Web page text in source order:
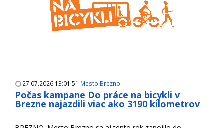
27.07.2026 13:01:51 Mesto Brezno
Počas kampane Do práce na bicykli v
Brezne najazdili viac ako 3190 kilometrov